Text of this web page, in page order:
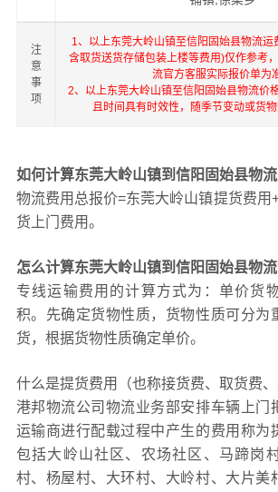
注
意
事
项
1、以上东莞大岭山镇至信阳固始县物流运
含取货送货存储包装上楼等费用)仅作参考
流官方客服实际报价单为
2、以上东莞大岭山镇至信阳固始县物流价
且时间具有时效性，随季节变动或货物
如何计算东莞大岭山镇到信阳固始县物流
物流费用总报价=东莞大岭山镇提货费用
货上门费用。
怎么计算东莞大岭山镇到信阳固始县物流
专线运输费用的计算方式为：单价货
积。先确定货物性质，货物性质可分为
货，根据货物性质确定单价。
什么是提货费用（也称接货费、取货费、
港邦物流公司物流业务部安排车辆上门
运输商进行配载过程中产生的费用称为
包括大岭山社区、农场社区、马蹄岗
村、杨屋村、大环村、大岭村、大片美